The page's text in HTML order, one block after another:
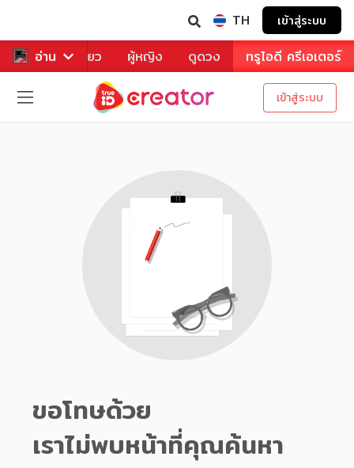
TH เข้าสู่ระบบ
อ่าน
หาร ท่องเที่ยว ผู้หญิง ดูดวง ทรูไอดี ครีเอเตอร์
เข้าสู่ระบบ
ขอโทษด้วย
เราไม่พบหน้าที่คุณค้นหา